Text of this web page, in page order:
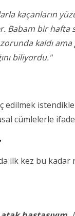
kaçanların
Babam bir hafta
kaldı ama
biliyordu."
edilmek
cümlelerle
ilk kez bu